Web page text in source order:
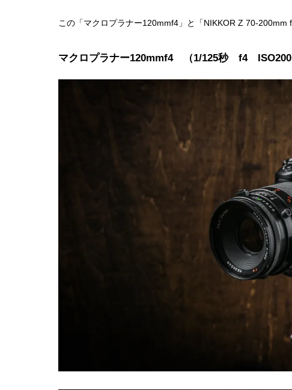
この「マクロプラナー120mmf4」と「NIKKOR Z 70-200mm
マクロプラナー120mmf4 （1/125秒 f4 ISO200